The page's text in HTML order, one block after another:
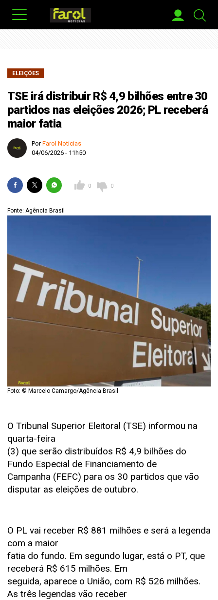
ELEIÇÕES
TSE irá distribuir R$ 4,9 bilhões entre 30
partidos nas eleições 2026; PL receberá
maior fatia
PorFarol Notícias
04/06/2026 - 11h50
0 0
Fonte: Agência Brasil
Foto: © Marcelo Camargo/Agência Brasil
O Tribunal Superior Eleitoral (TSE) informou na
quarta-feira
(3) que serão distribuídos R$ 4,9 bilhões do
Fundo Especial de Financiamento de
Campanha (FEFC) para os 30 partidos que vão
disputar as eleições de outubro.
O PL vai receber R$ 881 milhões e será a legenda
com a maior
fatia do fundo. Em segundo lugar, está o PT, que
receberá R$ 615 milhões. Em
seguida, aparece o União, com R$ 526 milhões.
As três legendas vão receber